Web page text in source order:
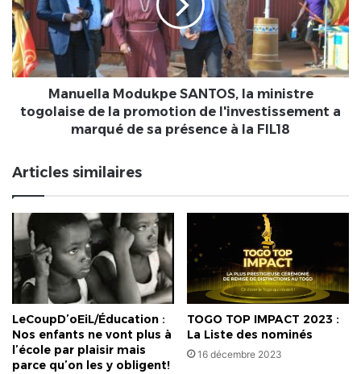
ministre
togolaise
de
la
promotion
l'investissement
sa
présence
à
FIL18
Manuella Modukpe SANTOS, la ministre
togolaise de la promotion de l'investissement a
marqué de sa présence à la FIL18
Articles similaires
LeCoupD’oEiL/Éducation :
Nos enfants ne vont plus à
l’école par plaisir mais
parce qu’on les y obligent!
TOGO TOP IMPACT 2023 :
La Liste des nominés
16 décembre 2023